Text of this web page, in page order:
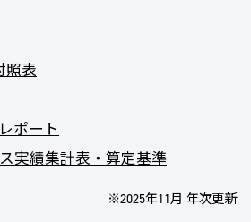
照表
ポート
実績集計表・算定基準
※2025年11月 年次更新